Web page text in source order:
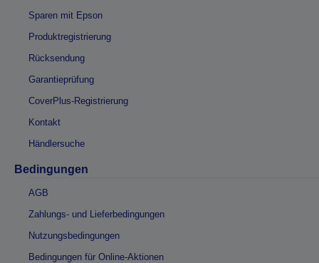
Sparen mit Epson
Produktregistrierung
Rücksendung
Garantieprüfung
CoverPlus-Registrierung
Kontakt
Händlersuche
Bedingungen
AGB
Zahlungs- und Lieferbedingungen
Nutzungsbedingungen
Bedingungen für Online-Aktionen